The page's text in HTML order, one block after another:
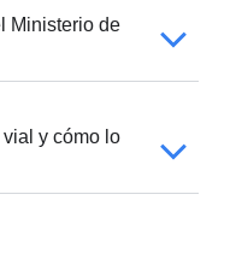
Ministerio de
y cómo lo